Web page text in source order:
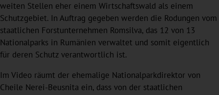
weiten Stellen eher einem Wirtschaftswald als einem
Schutzgebiet. In Auftrag gegeben werden die Rodungen vom
staatlichen Forstunternehmen Romsilva, das 12 von 13
Nationalparks in Rumänien verwaltet und somit eigentlich
für deren Schutz verantwortlich ist.
Im Video räumt der ehemalige Nationalparkdirektor von
Cheile Nerei-Beusnita ein, dass von der staatlichen